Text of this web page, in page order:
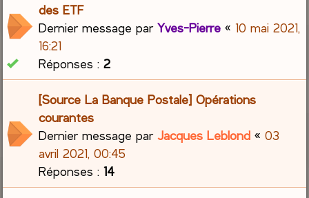
des ETF
Dernier message parYves-Pierre « 10 mai 2021,
16:21
Réponses :2
[Source La Banque Postale] Opérations
courantes
Dernier message parJacques Leblond «03
avril 2021, 00:45
Réponses :14